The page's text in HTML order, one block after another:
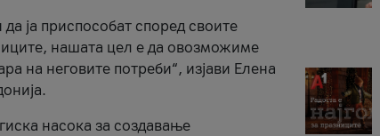
ја приспособат според своите
нашата цел е да овозможиме
на неговите потреби“, изјави Елена
насока за создавање